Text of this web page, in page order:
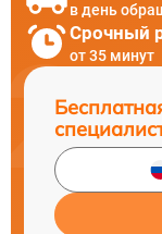
в день
Срочный
от 35 минут